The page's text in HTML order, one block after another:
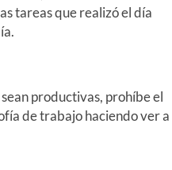
tareas que realizó el día
productivas, prohíbe el
de trabajo haciendo ver a